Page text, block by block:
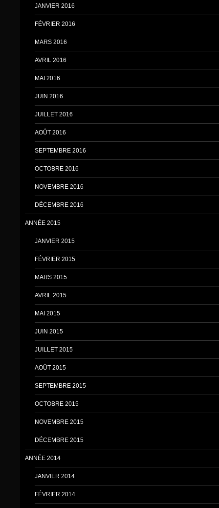
JANVIER 2016
FÉVRIER 2016
MARS 2016
AVRIL 2016
MAI 2016
JUIN 2016
JUILLET 2016
AOÛT 2016
SEPTEMBRE 2016
OCTOBRE 2016
NOVEMBRE 2016
DÉCEMBRE 2016
ANNÉE 2015
JANVIER 2015
FÉVRIER 2015
MARS 2015
AVRIL 2015
MAI 2015
JUIN 2015
JUILLET 2015
AOÛT 2015
SEPTEMBRE 2015
OCTOBRE 2015
NOVEMBRE 2015
DÉCEMBRE 2015
ANNÉE 2014
JANVIER 2014
FÉVRIER 2014